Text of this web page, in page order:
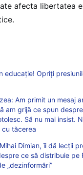
afecta libertatea
educație! Opriți
Am primit un mesaj
am grijă ce spun
Să nu mai insist.
tăcerea
Dimian, îi dă lecții
ce să distribuie pe
„dezinformări”